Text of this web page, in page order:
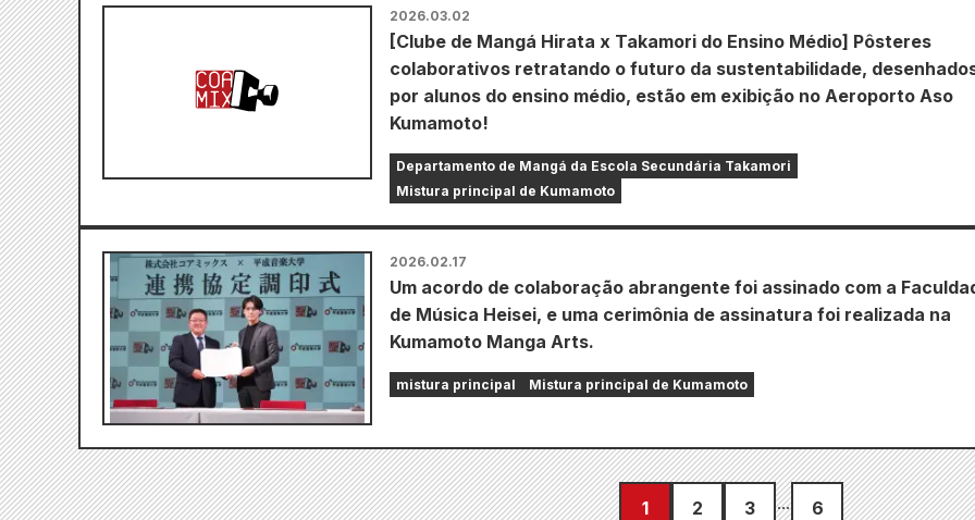
2026.03.02
[Clube de Mangá Hirata x Takamori do Ensino Médio] Pôsteres
colaborativos retratando o futuro da sustentabilidade,
por alunos do ensino médio, estão em exibição no Aeroporto Aso
Kumamoto!
Departamento de Mangá da Escola Secundária Takamori
Mistura principal de Kumamoto
2026.02.17
Um acordo de colaboração abrangente foi assinado com a
de Música Heisei, e uma cerimônia de assinatura foi realizada na
Kumamoto Manga Arts.
mistura principal Mistura principal de Kumamoto
1 2 3 6